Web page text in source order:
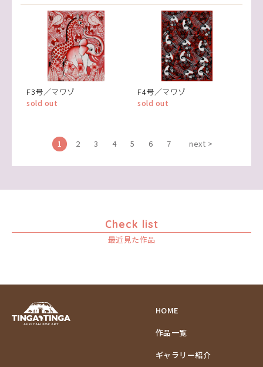
F3号／マワゾ
sold out
F4号／マワゾ
sold out
1 2 3 4 5 6 7 next >
Check list
最近見た作品
HOME
作品一覧
ギャラリー紹介